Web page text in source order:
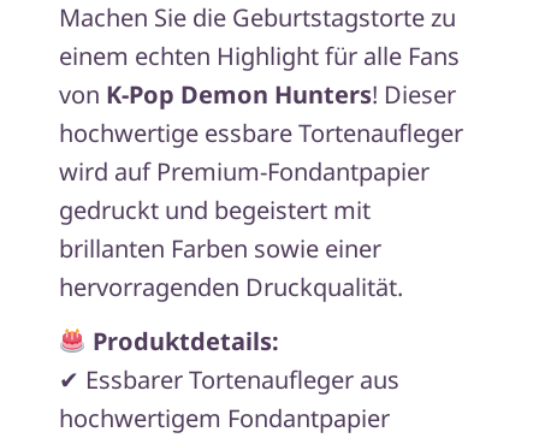
Machen Sie die Geburtstagstorte zu
einem echten Highlight für alle Fans
von K-Pop Demon Hunters! Dieser
hochwertige essbare Tortenaufleger
wird auf Premium-Fondantpapier
gedruckt und begeistert mit
brillanten Farben sowie einer
hervorragenden Druckqualität.
Produktdetails:
✔ Essbarer Tortenaufleger aus
hochwertigem Fondantpapier